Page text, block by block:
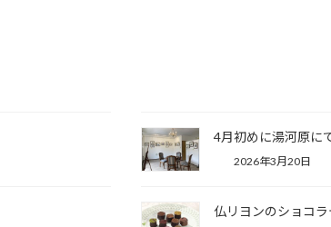
4月初めに湯河原に
2026年3月20日
仏リヨンのショコ